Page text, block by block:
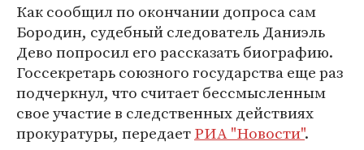
Как сообщил по окончании допроса сам
Бородин, судебный следователь Даниэль
Дево попросил его рассказать биографию.
Госсекретарь союзного государства еще раз
подчеркнул, что считает бессмысленным
свое участие в следственных действиях
прокуратуры, передаетРИА "Новости".